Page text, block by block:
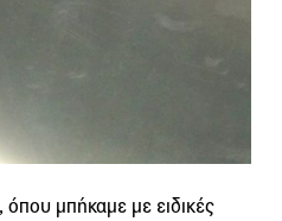
, όπου μπήκαμε με ειδικές